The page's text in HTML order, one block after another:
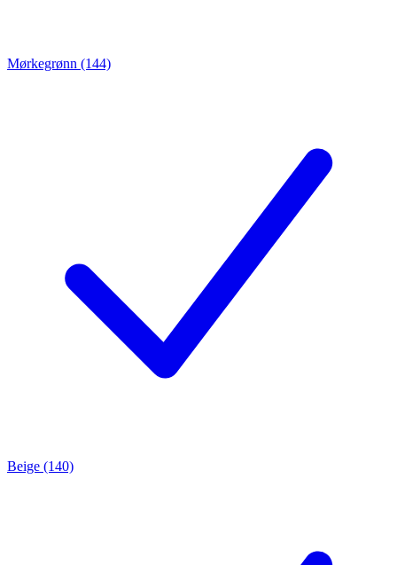
Mørkegrønn (144)
Beige (140)